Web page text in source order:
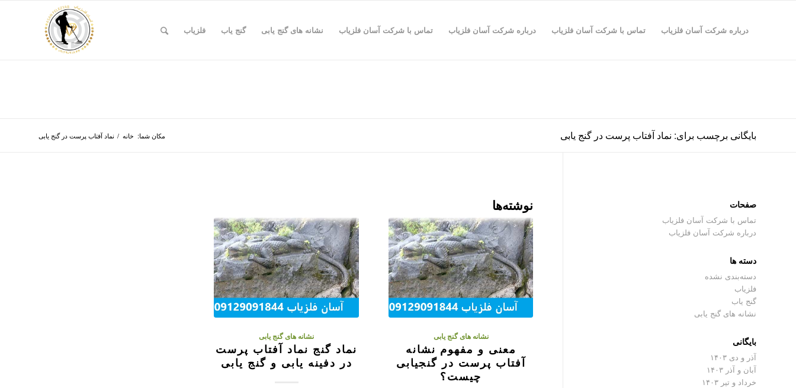
درباره شرکت آسان فلزیاب تماس با شرکت آسان فلزیاب درباره شرکت آسان فلزیاب تماس با شرکت آسان فلزیاب نشانه های گنج یابی گنج یاب فلزیاب
بایگانی برچسب برای: نماد آفتاب پرست در گنج یابی مکان شما: خانه / نماد آفتاب پرست در گنج یابی
نوشته‌ها
نشانه های گنج یابی
معنی و مفهوم نشانه
آفتاب پرست در گنجیابی
چیست؟
نشانه های گنج یابی
نماد گنج نماد آفتاب پرست
در دفینه یابی و گنج یابی
صفحات
تماس با شرکت آسان فلزیاب
درباره شرکت آسان فلزیاب
دسته ها
دسته‌بندی نشده
فلزیاب
گنج یاب
نشانه های گنج یابی
بایگانی
آذر و دی ۱۴۰۳
آبان و آذر ۱۴۰۳
خرداد و تیر ۱۴۰۳